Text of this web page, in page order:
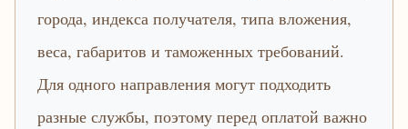
города, индекса получателя, типа вложения,
веса, габаритов и таможенных требований.
Для одного направления могут подходить
разные службы, поэтому перед оплатой важно